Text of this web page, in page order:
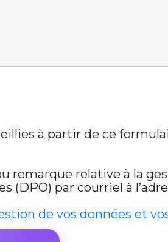
à partir de ce
remarque relative à la
(DPO) par courriel à
de vos données et